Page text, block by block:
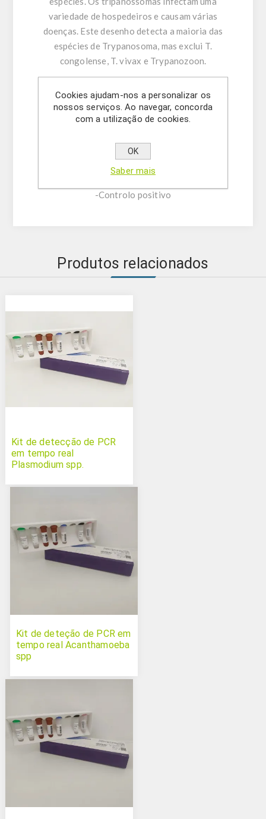
variedade de hospedeiros e causam várias
doenças. Este desenho detecta a maioria das
espécies de Trypanosoma, mas exclui T.
congolense, T. vivax e Trypanozoon.
Características do produto:
-Assay Mix Target composto por misturas
singleplex de primers direto/reverso e sonda.
-DNase/RNase água livre
- (OPCIONAL) Controlo Interno
-Controlo positivo
Produtos relacionados
Kit de detecção de PCR
em tempo real
Plasmodium spp.
Kit de deteção de PCR em
tempo real Acanthamoeba
spp
Cookies ajudam-nos a personalizar os
nossos serviços. Ao navegar, concorda
com a utilização de cookies.
OK
Saber mais